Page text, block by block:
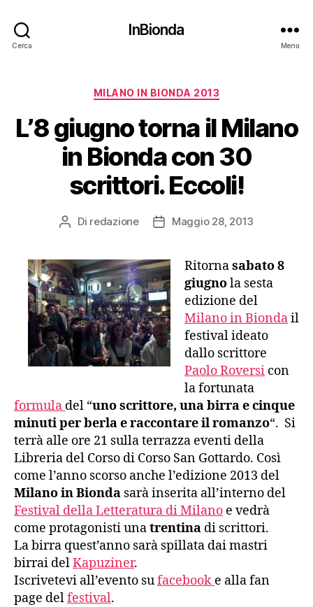
Cerca
InBionda
Menu
Categorie
MILANO IN BIONDA 2013
L’8 giugno torna il Milano
in Bionda con 30
scrittori. Eccoli!
Autore
Di redazione
DataMaggio 28, 2013
Ritornasabato 8
giugnola sesta
edizione del
Milano in Biondail
festival ideato
dallo scrittore
Paolo Roversi con
la fortunata
formula del “uno scrittore, una birra e cinque
minuti per berla e raccontare il romanzo“. Si
terrà alle ore 21 sulla terrazza eventi della
Libreria del Corso di Corso San Gottardo. Così
come l’anno scorso anche l’edizione 2013 del
Milano in Bionda sarà inserita all’interno del
Festival della Letteratura di Milano e vedrà
come protagonisti unatrentina di scrittori.
La birra quest’anno sarà spillata dai mastri
birrai delKapuziner.
Iscrivetevi all’evento sufacebook e alla fan
page delfestival.